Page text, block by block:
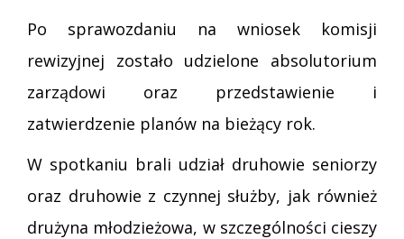
Po sprawozdaniu na wniosek komisji
rewizyjnej zostało udzielone absolutorium
zarządowi oraz przedstawienie i
zatwierdzenie planów na bieżący rok.
W spotkaniu brali udział druhowie seniorzy
oraz druhowie z czynnej służby, jak również
drużyna młodzieżowa, w szczególności cieszy